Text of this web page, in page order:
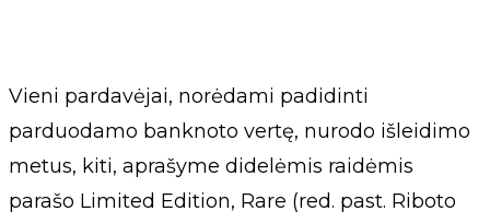
Vieni pardavėjai, norėdami padidinti
parduodamo banknoto vertę, nurodo išleidimo
metus, kiti, aprašyme didelėmis raidėmis
parašo Limited Edition, Rare (red. past. Riboto